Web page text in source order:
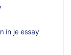
in je essay